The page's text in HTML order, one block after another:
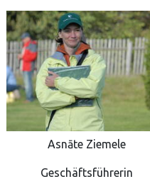
Asnāte Ziemele
Geschäftsführerin